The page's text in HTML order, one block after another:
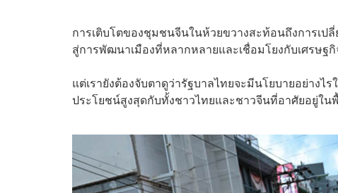
การเติบโตของชุมชนจีนในห้วยขวางสะท้อนถึงการเป
สู่การพัฒนาเมืองที่หลากหลายและเชื่อมโยงกับเศรษฐ
แต่เรายังต้องจับตาดูว่ารัฐบาลไทยจะมีนโยบายอย่าง
ประโยชน์สูงสุดกับทั้งชาวไทยและชาวจีนที่อาศัยอยู่ใน